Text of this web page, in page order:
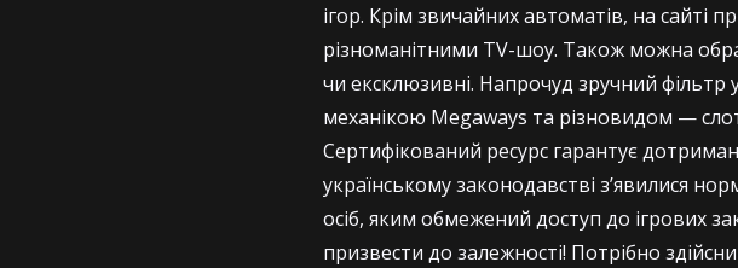
ігор. Крім звичайних автоматів, на сайті
різноманітними TV-шоу. Також можна
чи ексклюзивні. Напрочуд зручний фільтр
механікою Megaways та різновидом —
Сертифікований ресурс гарантує
українському законодавстві з’явилися
осіб, яким обмежений доступ до ігрових
призвести до залежності! Потрібно